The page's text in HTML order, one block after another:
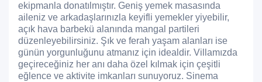
ekipmanla donatılmıştır. Geniş yemek masasında
aileniz ve arkadaşlarınızla keyifli yemekler yiyebilir,
açık hava barbekü alanında mangal partileri
düzenleyebilirsiniz. Şık ve ferah yaşam alanları ise
günün yorgunluğunu atmanız için idealdir. Villamızda
geçireceğiniz her anı daha özel kılmak için çeşitli
eğlence ve aktivite imkanları sunuyoruz. Sinema